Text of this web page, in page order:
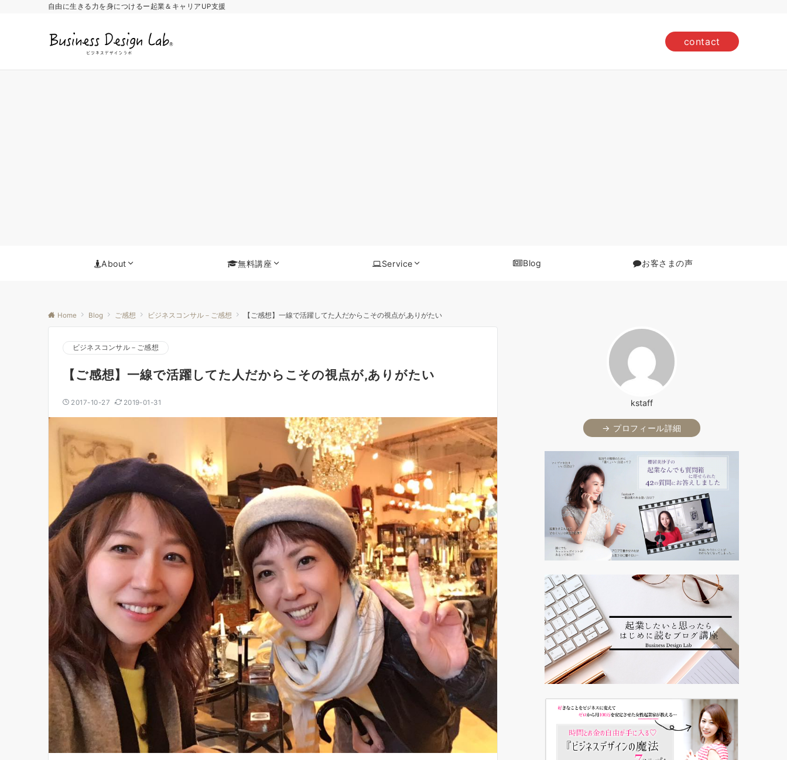
自由に生きる力を身につけるー起業＆キャリアUP支援
contact
About 無料講座 Service Blog お客さまの声
Home Blog ご感想 ビジネスコンサル－ご感想 【ご感想】一線で活躍してた人だからこその視点が,ありがたい
ビジネスコンサル－ご感想
【ご感想】一線で活躍してた人だからこその視点が,ありがたい
2017-10-27 2019-01-31 kstaff
→ プロフィール詳細